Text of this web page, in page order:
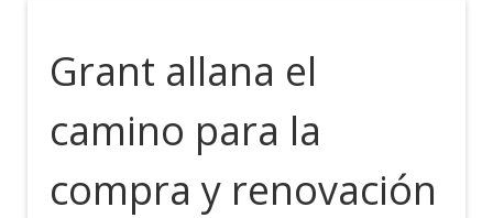
Grant allana el
camino para la
compra y renovación